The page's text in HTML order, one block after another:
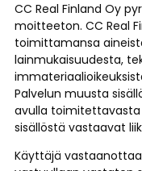
CC Real Finland Oy
moitteeton. CC Real
toimittamansa
lainmukaisuudesta,
Palvelun muusta
avulla toimitettavasta
sisällöstä vastaavat
Käyttäjä